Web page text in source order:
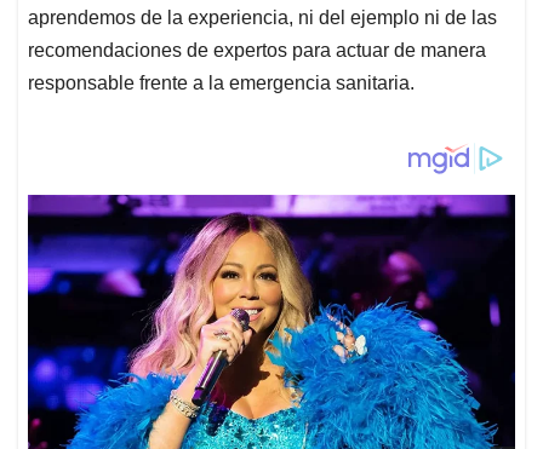
aprendemos de la experiencia, ni del ejemplo ni de las
recomendaciones de expertos para actuar de manera
responsable frente a la emergencia sanitaria.